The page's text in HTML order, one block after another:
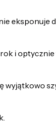
eksponuje
i optycznie
wyjątkowo